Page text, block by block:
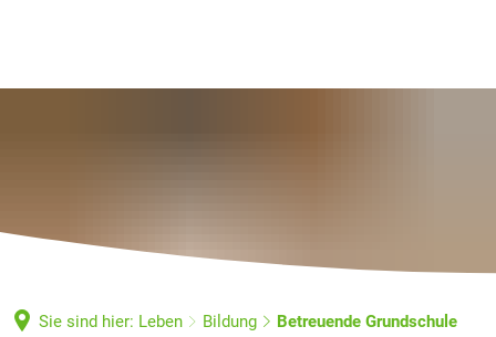
Sie sind hier: Leben Bildung Betreuende Grundschule